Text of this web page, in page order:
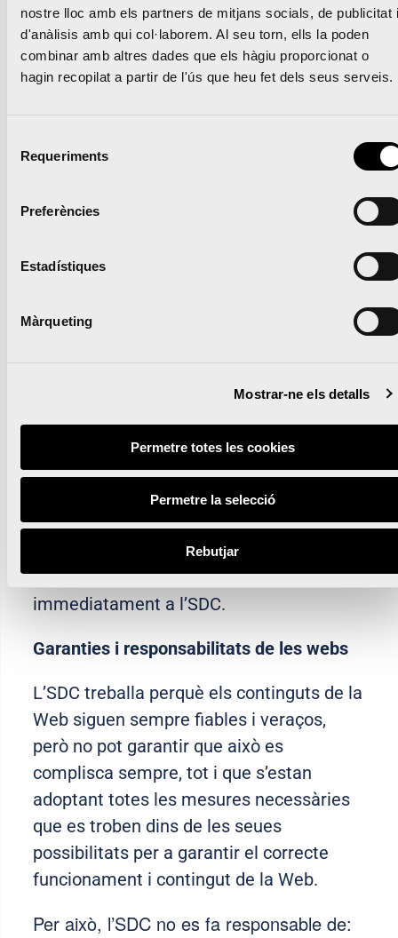
nostre lloc amb els partners de mitjans socials, de publicitat i
d'anàlisis amb qui col·laborem. Al seu torn, ells la poden
combinar amb altres dades que els hàgiu proporcionat o
hagin recopilat a partir de l'ús que heu fet dels seus serveis.
Requeriments
Preferències
Estadístiques
Màrqueting
Mostrar-ne els detalls
Permetre totes les cookies
Permetre la selecció
Rebutjar
Enllaços de la Web
En la Web es poden mostrar enllaços a
diferents pàgines web per diferents
L’SDC informa els seus usuaris que estos
són gestionats per tercers, que escapen
assumirà cap responsabilitat per
pàgines web dels enllaços.
La inclusió d’enllaços en la Web no
i el titular o responsable de la pàgina
web.
Per això, en cas que els usuaris tinguen
coneixement que el contingut i activitats
d’estes pàgines web de tercers siguen
contràries a la legalitat, ordre públic o
moral, ho hauran de notificar
immediatament a l’SDC.
Garanties i responsabilitats de les webs
L’SDC treballa perquè els continguts de la
Web siguen sempre fiables i veraços,
però no pot garantir que això es
complisca sempre, tot i que s’estan
adoptant totes les mesures necessàries
que es troben dins de les seues
possibilitats per a garantir el correcte
funcionament i contingut de la Web.
Per això, l’SDC no es fa responsable de: